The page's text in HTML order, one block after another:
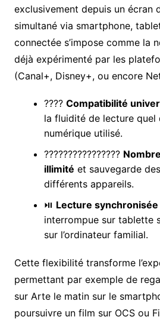
exclusivement depuis un écran
simultané via smartphone,
connectée s’impose comme la
déjà expérimenté par les
(Canal+, Disney+, ou encore
???? Compatibilité
la fluidité de lecture
numérique utilisé.
????‍????‍????‍????
illimité et sauvegarde
différents appareils.
⏯️ Lecture synchronisée
interrompue sur tablette
sur l’ordinateur familial.
Cette flexibilité transforme
permettant par exemple de
sur Arte le matin sur le
poursuivre un film sur OCS ou